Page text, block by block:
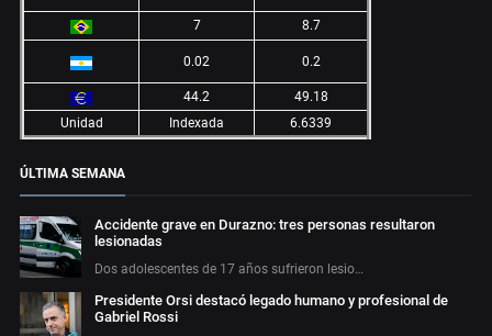
7 8.7
0.02 0.2
44.2
49.18
Unidad
Indexada 6.6339
ÚLTIMA SEMANA
Accidente grave en Durazno: tres personas resultaron
lesionadas
Dos adolescentes de 17 años sufrieron lesio…
Presidente Orsi destacó legado humano y profesional de
Gabriel Rossi